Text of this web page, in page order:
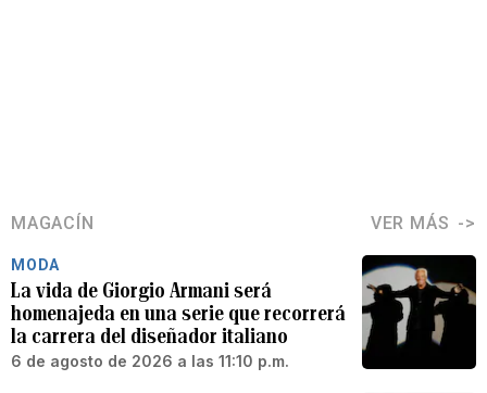
MAGACÍN VER MÁS
MODA
La vida de Giorgio Armani será
homenajeda en una serie que recorrerá
la carrera del diseñador italiano
6 de agosto de 2026 a las 11:10 p.m.